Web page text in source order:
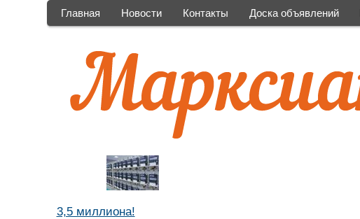
Главная Новости Контакты Доска объявлений
3,5 миллиона!